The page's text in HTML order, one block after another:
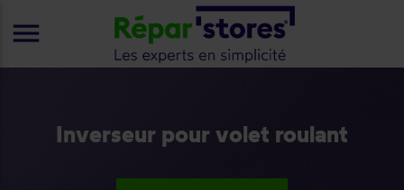
Inverseur pour volet roulant
menu